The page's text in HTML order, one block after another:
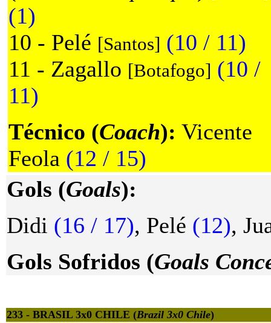
(1)
10 - Pelé [Santos] (10 / 11)
11 - Zagallo [Botafogo] (10 /
11)
Técnico (Coach): Vicente
Feola (12 / 15)
Gols (Goals):
Didi (16 / 17), Pelé (12),
Gols Sofridos (Goals
233 - BRASIL 3x0 CHILE (Brazil 3x0 Chile)